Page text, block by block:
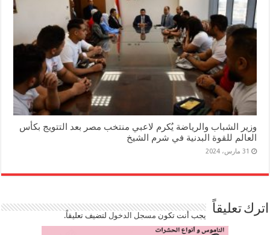
وزير الشباب والرياضة يُكرم لاعبي منتخب مصر بعد التتويج بكأس
العالم للقوة البدنية في شرم الشيخ
31 مارس، 2024
اترك تعليقاً يجب أنت تكون مسجل الدخوللتضيف تعليقاً.